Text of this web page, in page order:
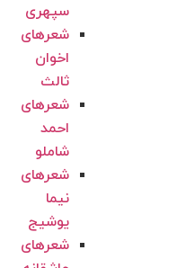
سپهری
شعرهای
اخوان
ثالث
شعرهای
احمد
شاملو
شعرهای
نیما
یوشیج
شعرهای